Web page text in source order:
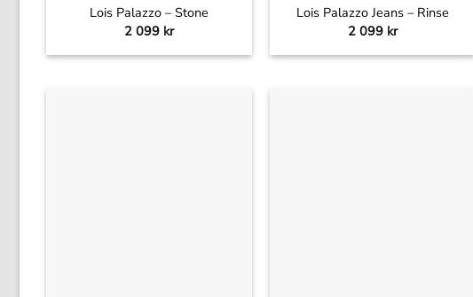
Lois Palazzo – Stone
2 099 kr
Lois Palazzo Jeans – Rinse
2 099 kr